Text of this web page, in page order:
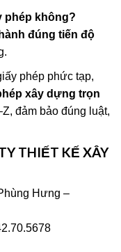
phép không?
đúng tiến độ
phép phức tạp,
xây dựng trọn
đảm bảo đúng luật,
THIẾT KẾ XÂY
Hưng –